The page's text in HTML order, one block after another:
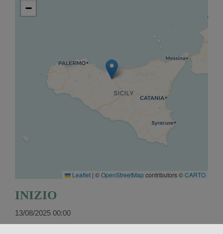
−
Leaflet | ©OpenStreetMapcontributors ©CARTO
INIZIO
13/08/2025 00:00